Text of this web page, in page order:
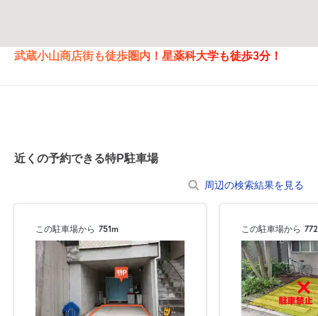
武蔵小山商店街も徒歩圏内！星薬科大学も徒歩3分！
近くの予約できる特P駐車場
周辺の検索結果を見る
この駐車場から 751m この駐車場から